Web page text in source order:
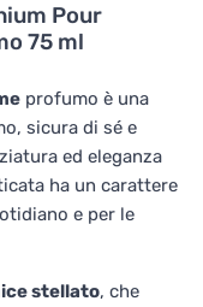
Pour
75 ml
profumo è una
sicura di sé e
ed eleganza
ha un carattere
e per le
stellato, che